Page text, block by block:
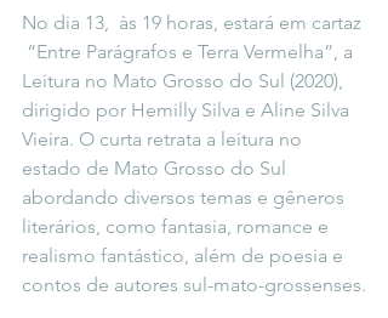
No dia 13,  às 19 horas, estará em cartaz
“Entre Parágrafos e Terra Vermelha”, a
Leitura no Mato Grosso do Sul (2020),
dirigido por Hemilly Silva e Aline Silva
Vieira. O curta retrata a leitura no
estado de Mato Grosso do Sul
abordando diversos temas e gêneros
literários, como fantasia, romance e
realismo fantástico, além de poesia e
contos de autores sul-mato-grossenses.